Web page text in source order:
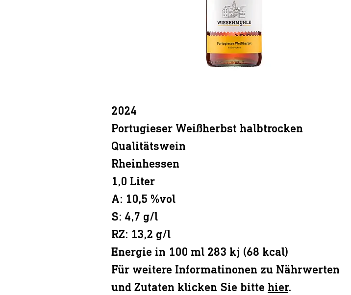
2024
Portugieser Weißherbst halbtrocken
Qualitätswein
Rheinhessen
1,0 Liter
A: 10,5 %vol
S: 4,7 g/l
RZ: 13,2 g/l
Energie in 100 ml 283 kj (68 kcal)
Für weitere Informatinonen zu Nährwerten
und Zutaten klicken Sie bitte hier.